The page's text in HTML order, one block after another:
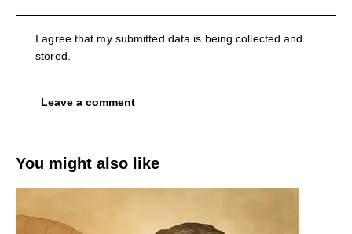
I agree that my submitted data is being collected and
stored.
You might also like